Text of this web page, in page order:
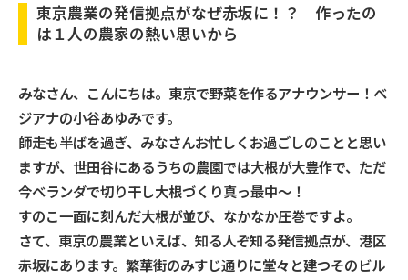
東京農業の発信拠点がなぜ赤坂に！？ 作ったの
は１人の農家の熱い思いから
みなさん、こんにちは。東京で野菜を作るアナウンサー！ベ
ジアナの小谷あゆみです。
師走も半ばを過ぎ、みなさんお忙しくお過ごしのことと思い
ますが、世田谷にあるうちの農園では大根が大豊作で、ただ
今ベランダで切り干し大根づくり真っ最中～！
すのこ一面に刻んだ大根が並び、なかなか圧巻ですよ。
さて、東京の農業といえば、知る人ぞ知る発信拠点が、港区
赤坂にあります。繁華街のみすじ通りに堂々と建つそのビル